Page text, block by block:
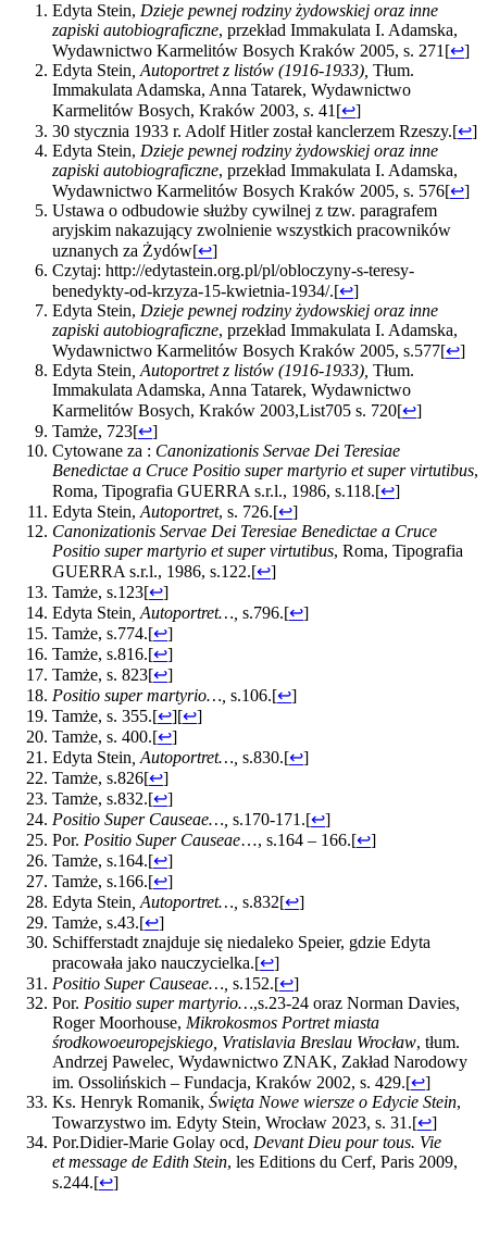
Edyta Stein, Dzieje pewnej rodziny żydowskiej oraz inne
zapiski autobiograficzne, przekład Immakulata I. Adamska,
Wydawnictwo Karmelitów Bosych Kraków 2005, s. 271 [↩]
Edyta Stein , Autoportret z listów (1916-1933), Tłum.
Immakulata Adamska, Anna Tatarek, Wydawnictwo
Karmelitów Bosych, Kraków 2003, s. 41 [↩]
30 stycznia 1933 r. Adolf Hitler został kanclerzem Rzeszy.[↩]
Edyta Stein, Dzieje pewnej rodziny żydowskiej oraz inne
zapiski autobiograficzne, przekład Immakulata I. Adamska,
Wydawnictwo Karmelitów Bosych Kraków 2005, s. 576[↩]
Ustawa o odbudowie służby cywilnej z tzw. paragrafem
aryjskim nakazujący zwolnienie wszystkich pracowników
uznanych za Żydów[↩]
Czytaj: http://edytastein.org.pl/pl/obloczyny-s-teresy-
benedykty-od-krzyza-15-kwietnia-1934/.[↩]
Edyta Stein, Dzieje pewnej rodziny żydowskiej oraz inne
zapiski autobiograficzne, przekład Immakulata I. Adamska,
Wydawnictwo Karmelitów Bosych Kraków 2005, s.577[↩]
Edyta Stein , Autoportret z listów (1916-1933), Tłum.
Immakulata Adamska, Anna Tatarek, Wydawnictwo
Karmelitów Bosych, Kraków 2003,List705 s. 720[↩]
Tamże, 723[↩]
Cytowane za : Canonizationis Servae Dei Teresiae
Benedictae a Cruce Positio super martyrio et super virtutibus,
Roma, Tipografia GUERRA s.r.l., 1986, s.118.[↩]
Edyta Stein, Autoportret, s. 726.[↩]
Canonizationis Servae Dei Teresiae Benedictae a Cruce
Positio super martyrio et super virtutibus, Roma, Tipografia
GUERRA s.r.l., 1986, s.122.[↩]
Tamże, s.123[↩]
Edyta Stein , Autoportret…, s.796.[↩]
Tamże, s.774.[↩]
Tamże, s.816.[↩]
Tamże, s. 823[↩]
Positio super martyrio…, s.106.[↩]
Tamże, s. 355.[↩][↩]
Tamże, s. 400.[↩]
Edyta Stein , Autoportret…, s.830.[↩]
Tamże, s.826[↩]
Tamże, s.832.[↩]
Positio Super Causeae…, s.170-171.[↩]
Por. Positio Super Causeae…, s.164 – 166.[↩]
Tamże, s.164.[↩]
Tamże, s.166.[↩]
Edyta Stein , Autoportret…, s.832[↩]
Tamże, s.43.[↩]
Schifferstadt znajduje się niedaleko Speier, gdzie Edyta
pracowała jako nauczycielka.[↩]
Positio Super Causeae…, s.152.[↩]
Por. Positio super martyrio…,s.23-24 oraz Norman Davies,
Roger Moorhouse, Mikrokosmos Portret miasta
środkowoeuropejskiego, Vratislavia Breslau Wrocław, tłum.
Andrzej Pawelec, Wydawnictwo ZNAK, Zakład Narodowy
im. Ossolińskich – Fundacja, Kraków 2002, s. 429.[↩]
Ks. Henryk Romanik, Święta Nowe wiersze o Edycie Stein,
Towarzystwo im. Edyty Stein, Wrocław 2023, s. 31.[↩]
Por.Didier-Marie Golay ocd, Devant Dieu pour tous. Vie
et message de Edith Stein, les Editions du Cerf, Paris 2009,
s.244.[↩]